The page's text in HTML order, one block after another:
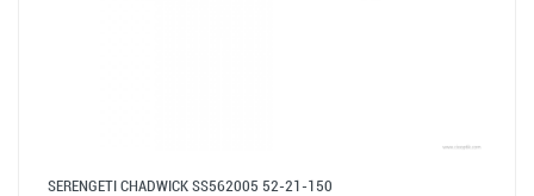
SERENGETI CHADWICK SS562005 52-21-150